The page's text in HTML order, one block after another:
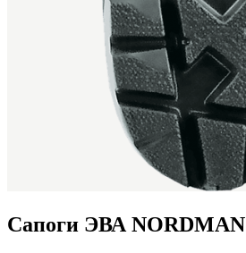
Сапоги ЭВА NORDMAN